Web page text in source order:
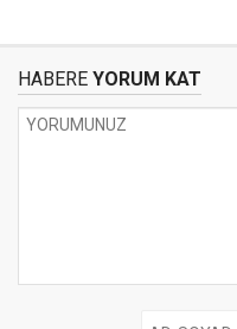
HABERE YORUM KAT